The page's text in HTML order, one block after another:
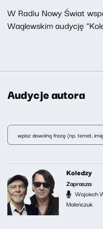
W Radiu Nowy Świat
Waglewskim audycję
Audycje autora
Koledzy
Zaprasza:
Wojciech
Maleńczuk